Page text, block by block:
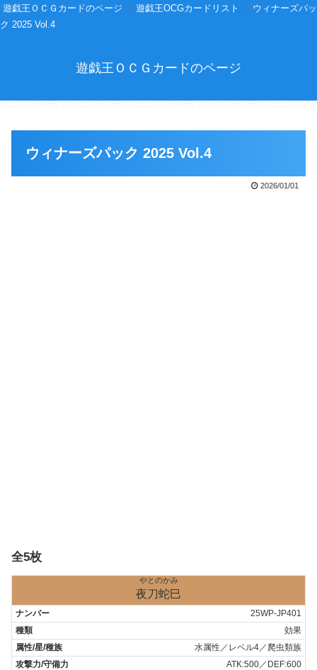
遊戯王ＯＣＧカードのページ 遊戯王OCGカードリスト
ウィナーズパッ
ク 2025 Vol.4
遊戯王ＯＣＧカードのページ
ウィナーズパック 2025 Vol.4
2026/01/01
全5枚
やとのかみ
夜刀蛇巳
25WP-JP401
効果
水属性／レベル4／爬虫類族
ATK:500／DEF:600